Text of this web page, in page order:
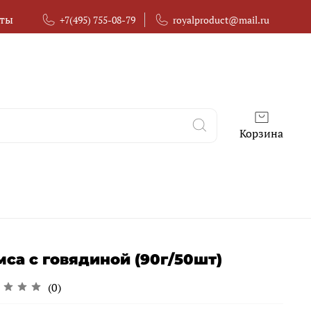
+7(495) 755-08-79 royalproduct@mail.ru
Корзина
с говядиной (90г/50шт)
(0)